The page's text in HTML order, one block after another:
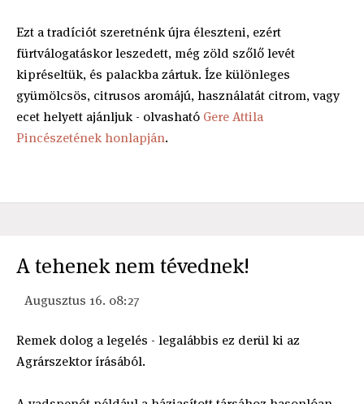
Ezt a tradíciót szeretnénk újra éleszteni, ezért
fürtválogatáskor leszedett, még zöld szőlő levét
kipréseltük, és palackba zártuk. Íze különleges
gyümölcsös, citrusos aromájú, használatát citrom, vagy
ecet helyett ajánljuk - olvasható Gere Attila
Pincészetének honlapján.
A tehenek nem tévednek!
Augusztus 16. 08:27
Remek dolog a legelés - legalábbis ez derül ki az
Agrárszektor írásából.